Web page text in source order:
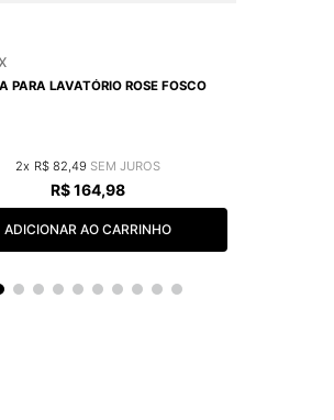
PARA LAVATÓRIO ROSE FOSCO
2 R$ 82 49
R$164,98
ADICIONAR AO CARRINHO